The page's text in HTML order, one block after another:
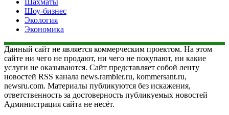
Шоу-бизнес
Экология
Экономика
Данный сайт не является коммерческим проектом. На этом
сайте ни чего не продают, ни чего не покупают, ни какие
услуги не оказываются. Сайт представляет собой ленту
новостей RSS канала news.rambler.ru, kommersant.ru,
newsru.com. Материалы публикуются без искажения,
ответственность за достоверность публикуемых новостей
Администрация сайта не несёт.